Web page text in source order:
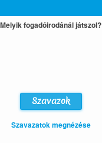
Melyik fogadóirodánál játszol?
Szavazatok megnézése